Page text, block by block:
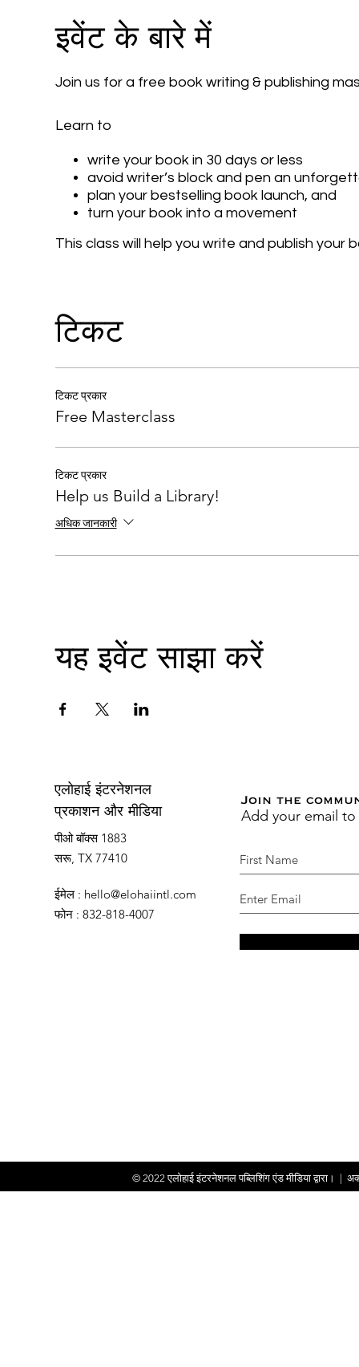
इवेंट के बारे में
Join us for a free book writing & publishing
Learn to
write your book in 30 days or less
avoid writer’s block and pen an
plan your bestselling book launch, and
turn your book into a movement
This class will help you write and publish your
टिकट
टिकट प्रकार
Free Masterclass
टिकट प्रकार
Help us Build a Library!
अधिक जानकारी
यह इवेंट साझा करें
एलोहाई इंटरनेशनल
प्रकाशन और मीडिया
पीओ बॉक्स 1883
सरू, TX 77410
ईमेल : hello@elohaiintl.com
फोन : 832-818-4007
Join the
Add your email
© 2022एलोहाई इंटरनेशनल पब्लिशिंग एंड मीडिया द्वारा।